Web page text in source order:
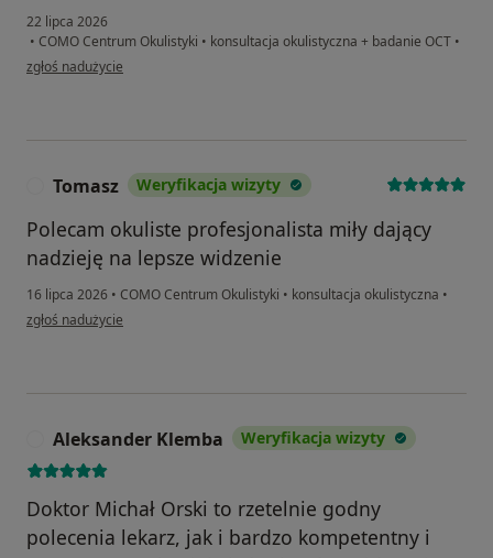
22 lipca 2026
• COMO Centrum Okulistyki • konsultacja okulistyczna + badanie OCT •
w opinii użytkownika Kasia
zgłoś nadużycie
Tomasz Weryfikacja wizyty
Polecam okuliste profesjonalista miły dający
nadzieję na lepsze widzenie
16 lipca 2026 • COMO Centrum Okulistyki • konsultacja okulistyczna •
w opinii użytkownika Tomasz
zgłoś nadużycie
Aleksander Klemba Weryfikacja wizyty
Doktor Michał Orski to rzetelnie godny
polecenia lekarz, jak i bardzo kompetentny i